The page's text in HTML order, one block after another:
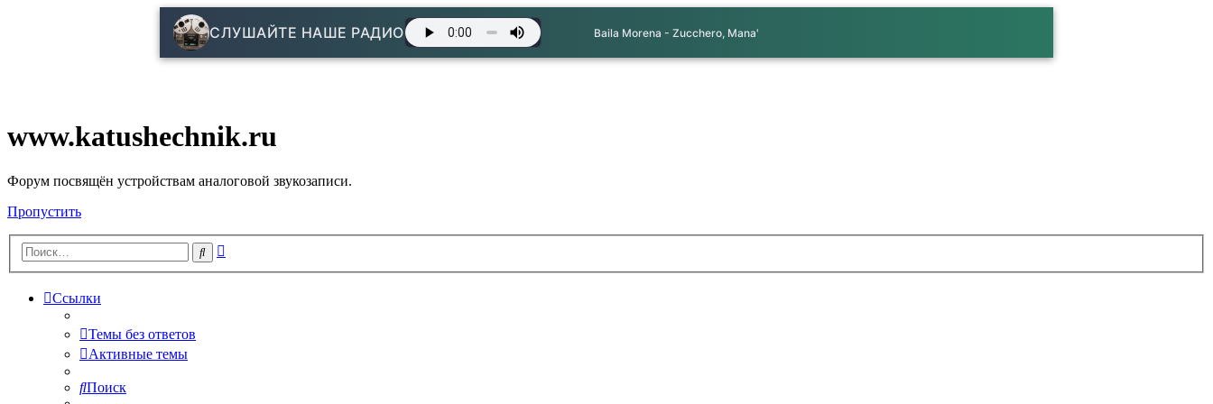
СЛУШАЙТЕ НАШЕ РАДИО Baila Morena - Zucchero, Mana'
www.katushechnik.ru
Форум посвящён устройствам аналоговой звукозаписи.
Пропустить
Поиск
Ссылки
Темы без ответов
Активные темы
Поиск